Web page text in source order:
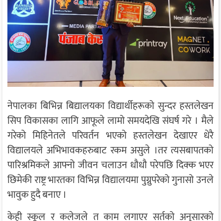
नेपालका बिभिन्न बिद्यालयका विद्यार्थीहरूको सुन्दर हस्तलेखन
सिप विकासका लागि आफूले लामो समयदेखि संघर्ष गरे । मैले
गरेको मिहिनेतले परिवर्तन भएको हस्तलेखन देखाएर धेरै
विद्यालयले अभिभावकहरुबाट रकम असुले ।तर त्यसबापतको
पारिश्रमिकले आफ्नो जीवन चलाउन धौधौ परेपछि दिक्क भएर
छिमेकी राष्ट्र भारतका विभिन्न विद्यालयमा पुग्नुपरेको गुनासो उनले
भावुक हुदै बनाए ।
केही स्कूल र कलेजले त काम लगाएर सर्तको अनुसारको